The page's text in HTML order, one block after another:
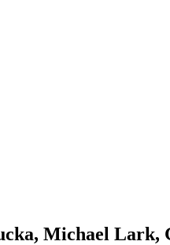
Michael Lark,